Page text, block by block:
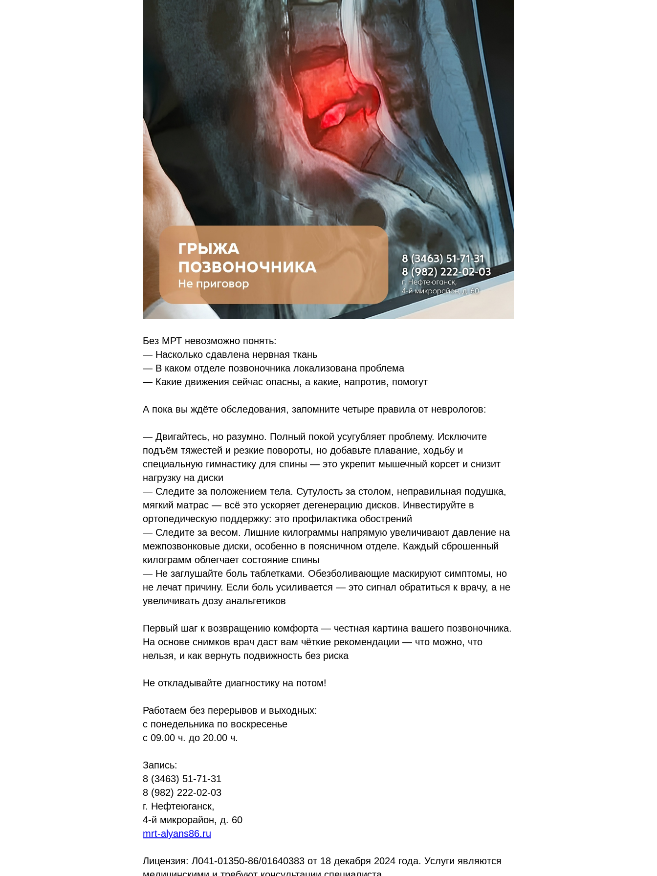
Без МРТ невозможно понять:
— Насколько сдавлена нервная ткань
— В каком отделе позвоночника локализована проблема
— Какие движения сейчас опасны, а какие, напротив, помогут
А пока вы ждёте обследования, запомните четыре правила от неврологов:
— Двигайтесь, но разумно. Полный покой усугубляет проблему. Исключите
подъём тяжестей и резкие повороты, но добавьте плавание, ходьбу и
специальную гимнастику для спины — это укрепит мышечный корсет и снизит
нагрузку на диски
— Следите за положением тела. Сутулость за столом, неправильная подушка,
мягкий матрас — всё это ускоряет дегенерацию дисков. Инвестируйте в
ортопедическую поддержку: это профилактика обострений
— Следите за весом. Лишние килограммы напрямую увеличивают давление на
межпозвонковые диски, особенно в поясничном отделе. Каждый сброшенный
килограмм облегчает состояние спины
— Не заглушайте боль таблетками. Обезболивающие маскируют симптомы, но
не лечат причину. Если боль усиливается — это сигнал обратиться к врачу, а не
увеличивать дозу анальгетиков
Первый шаг к возвращению комфорта — честная картина вашего позвоночника.
На основе снимков врач даст вам чёткие рекомендации — что можно, что
нельзя, и как вернуть подвижность без риска
Не откладывайте диагностику на потом!
Работаем без перерывов и выходных:
с понедельника по воскресенье
с 09.00 ч. до 20.00 ч.
Запись:
8 (3463) 51-71-31
8 (982) 222-02-03
г. Нефтеюганск,
4-й микрорайон, д. 60
mrt-alyans86.ru
Лицензия: Л041-01350-86/01640383 от 18 декабря 2024 года. Услуги являются